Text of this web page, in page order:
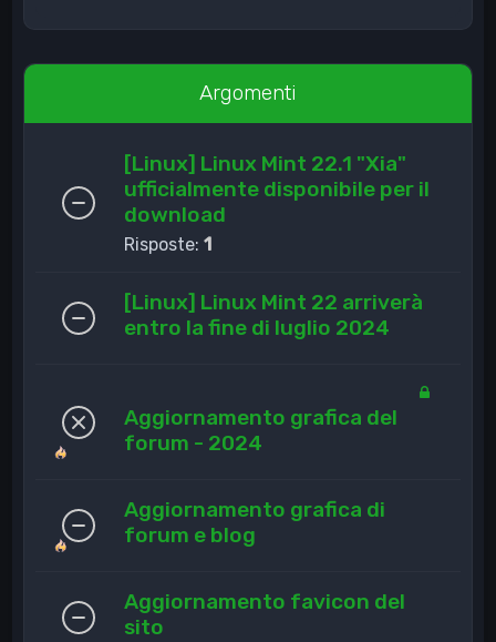
Argomenti
[Linux] Linux Mint 22.1 "Xia"
ufficialmente disponibile per il
download
Risposte:1
[Linux] Linux Mint 22 arriverà
entro la fine di luglio 2024
Aggiornamento grafica del
forum - 2024
Aggiornamento grafica di
forum e blog
Aggiornamento favicon del
sito